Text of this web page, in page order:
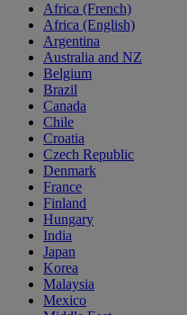
Africa (French)
Africa (English)
Argentina
Australia and NZ
Belgium
Brazil
Canada
Chile
Croatia
Czech Republic
Denmark
France
Finland
Hungary
India
Japan
Korea
Malaysia
Mexico